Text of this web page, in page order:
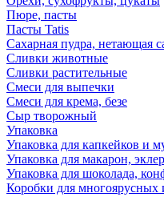
Пюре, пасты
Пасты Tatis
Сахарная пудра, нетающая
Сливки животные
Сливки растительные
Смеси для выпечки
Смеси для крема, безе
Сыр творожный
Упаковка
Упаковка для капкейков и
Упаковка для макарон,
Упаковка для шоколада,
Коробки для многоярусных